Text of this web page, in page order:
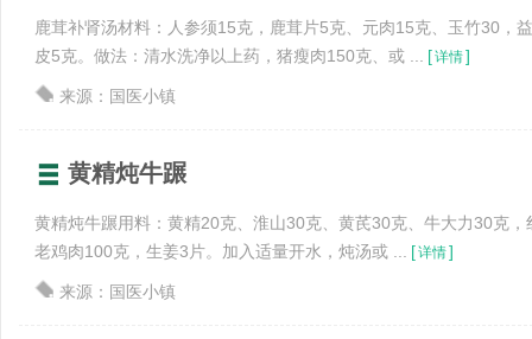
鹿茸补肾汤材料：人参须15克，鹿茸片5克、元肉15克、玉竹30，
皮5克。做法：清水洗净以上药，猪瘦肉150克、或 ...
[详情]
来源：国医小镇
黄精炖牛蹍
黄精炖牛蹍用料：黄精20克、淮山30克、黄芪30克、牛大力30克
老鸡肉100克，生姜3片。加入适量开水，炖汤或 ...
[详情]
来源：国医小镇